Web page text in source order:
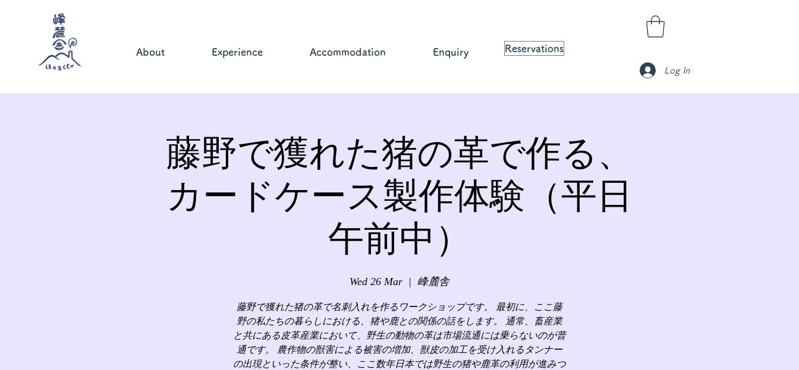
About Experience Accommodation Enquiry Reservations
Log In
藤野で獲れた猪の革で作る、
カードケース製作体験（平日
午前中）
Wed 26 Mar
  |
峰麓舎
藤野で獲れた猪の革で名刺入れを作るワークショップです。 最初に、ここ藤
野の私たちの暮らしにおける、猪や鹿との関係の話をします。 通常、畜産業
と共にある皮革産業において、野生の動物の革は市場流通には乗らないのが普
通です。 農作物の獣害による被害の増加、獣皮の加工を受け入れるタンナー
の出現といった条件が整い、ここ数年日本では野生の猪や鹿革の利用が進みつ